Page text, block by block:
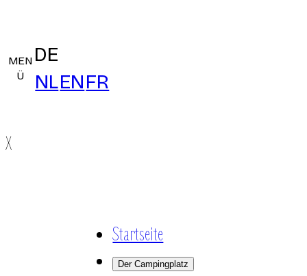
MEN
Ü
DE
NLENFR
X
Startseite
Der Campingplatz